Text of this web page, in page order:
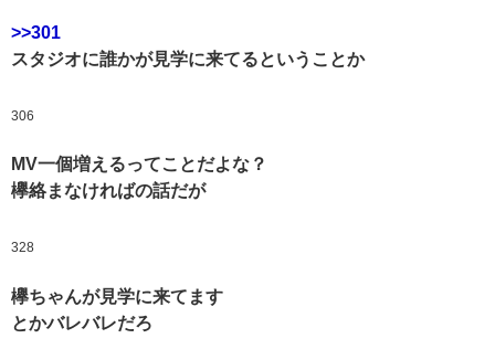
>>301
スタジオに誰かが見学に来てるということか
306
MV一個増えるってことだよな？
欅絡まなければの話だが
328
欅ちゃんが見学に来てます
とかバレバレだろ